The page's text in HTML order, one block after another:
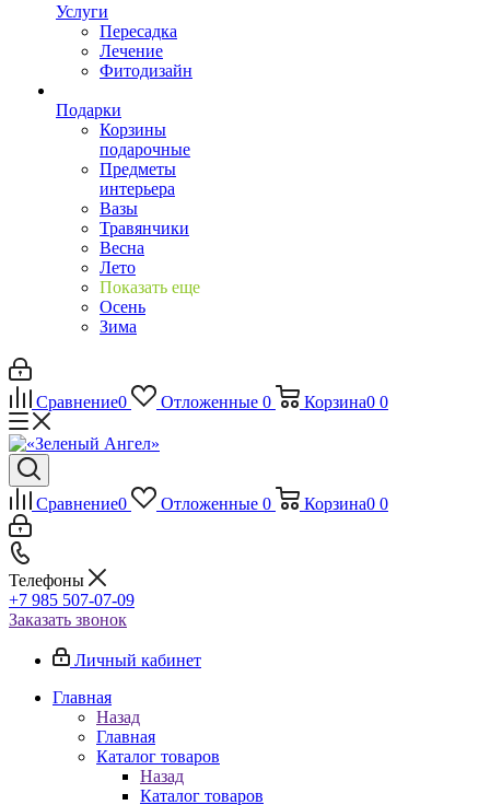
Услуги
Пересадка
Лечение
Фитодизайн
Подарки
Корзины
подарочные
Предметы
интерьера
Вазы
Травянчики
Весна
Лето
Показать еще
Осень
Зима
Сравнение0 Отложенные 0 Корзина0 0
Сравнение0 Отложенные 0 Корзина0 0
Телефоны
+7 985 507-07-09
Заказать звонок
Личный кабинет
Главная
Назад
Главная
Каталог товаров
Назад
Каталог товаров